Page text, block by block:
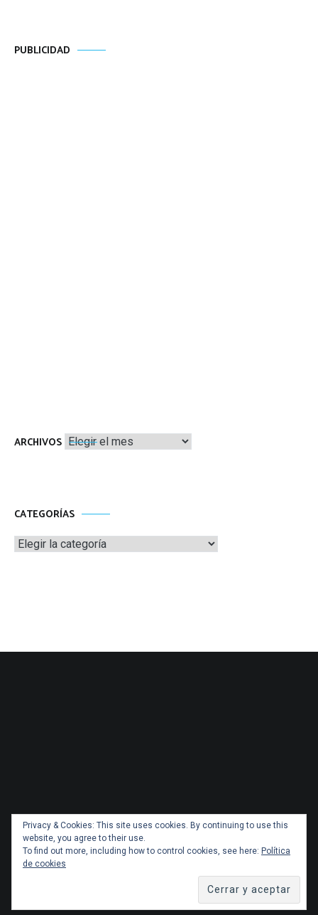
PUBLICIDAD
ARCHIVOS Archivos
CATEGORÍAS
Categorías
Copyright 2026 Administracionytransportes.cl Todos los
. Orgullosamente
Privacy & Cookies: This site uses cookies. By continuing to use this
website, you agree to their use.
To find out more, including how to control cookies, see here: Política
de cookies